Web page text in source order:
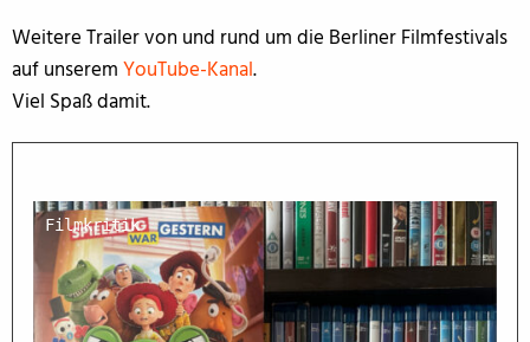
Weitere Trailer von und rund um die Berliner Filmfestivals
auf unseremYouTube-Kanal.
Viel Spaß damit.
Filmkritik